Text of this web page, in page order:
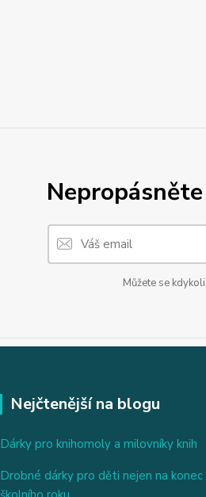
Můžete se
Nejčtenější na blogu
Dárky pro knihomoly a milovníky knih
Drobné dárky pro děti nejen na konec